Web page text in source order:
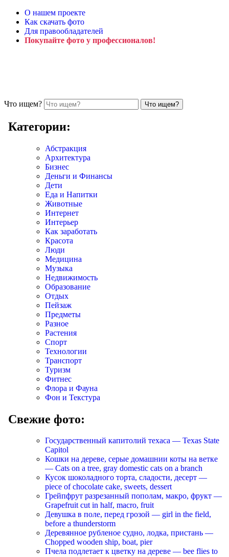
О нашем проекте
Как скачать фото
Для правообладателей
Покупайте фото у профессионалов!
Что ищем?
Категории:
Абстракция
Архитектура
Бизнес
Деньги и Финансы
Дети
Еда и Напитки
Животные
Интернет
Интерьер
Как заработать
Красота
Люди
Медицина
Музыка
Недвижимость
Образование
Отдых
Пейзаж
Предметы
Разное
Растения
Спорт
Технологии
Транспорт
Туризм
Фитнес
Флора и Фауна
Фон и Текстура
Свежие фото:
Государственный капитолий техаса — Texas State
Capitol
Кошки на дереве, серые домашнии коты на ветке
— Cats on a tree, gray domestic cats on a branch
Кусок шоколадного торта, сладости, десерт —
piece of chocolate cake, sweets, dessert
Грейпфрут разрезанный пополам, макро, фрукт —
Grapefruit cut in half, macro, fruit
Девушка в поле, перед грозой — girl in the field,
before a thunderstorm
Деревянное рубленое судно, лодка, пристань —
Chopped wooden ship, boat, pier
Пчела подлетает к цветку на дереве — bee flies to